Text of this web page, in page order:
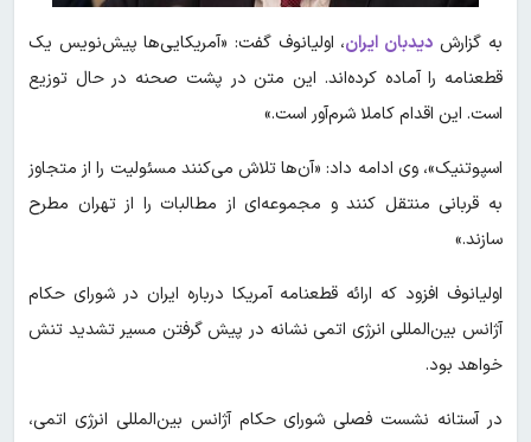
به گزارش دیدبان ایران، اولیانوف گفت: «آمریکایی‌ها پیش‌نویس یک
قطعنامه را آماده کرده‌اند. این متن در پشت صحنه در حال توزیع
است. این اقدام کاملا شرم‌آور است.»
اسپوتنیک»، وی ادامه داد: «آن‌ها تلاش می‌کنند مسئولیت را از متجاوز
به قربانی منتقل کنند و مجموعه‌ای از مطالبات را از تهران مطرح
سازند.»
اولیانوف افزود که ارائه قطعنامه آمریکا درباره ایران در شورای حکام
آژانس بین‌المللی انرژی اتمی نشانه در پیش گرفتن مسیر تشدید تنش
خواهد بود.
در آستانه نشست فصلی شورای حکام آژانس بین‌المللی انرژی اتمی،